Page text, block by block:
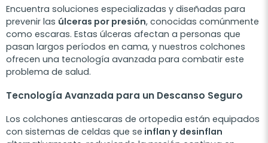
Encuentra soluciones especializadas y diseñadas para
prevenir las úlceras por presión, conocidas comúnmente
como escaras. Estas úlceras afectan a personas que
pasan largos períodos en cama, y nuestros colchones
ofrecen una tecnología avanzada para combatir este
problema de salud.
Tecnología Avanzada para un Descanso Seguro
Los colchones antiescaras de ortopedia están equipados
con sistemas de celdas que se inflan y desinflan